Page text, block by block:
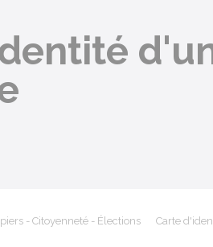
- Citoyenneté - Élections Carte